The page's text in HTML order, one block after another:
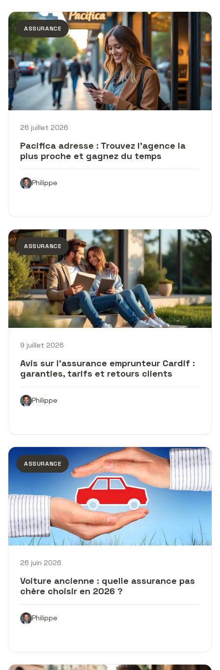
ASSURANCE
26 juillet 2026
Pacifica adresse : Trouvez l’agence la
plus proche et gagnez du temps
Philippe
ASSURANCE
9 juillet 2026
Avis sur l’assurance emprunteur Cardif :
garanties, tarifs et retours clients
Philippe
ASSURANCE
26 juin 2026
Voiture ancienne : quelle assurance pas
chère choisir en 2026 ?
Philippe